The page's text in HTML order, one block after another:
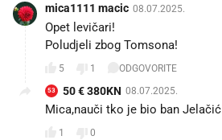
mica1111 macic 08.07.2025.
Opet levičari!
Poludjeli zbog Tomsona!
5 1 ODGOVORITE
53 50 € 380KN 08.07.2025.
Mica,nauči tko je bio ban Jelačić
1 0